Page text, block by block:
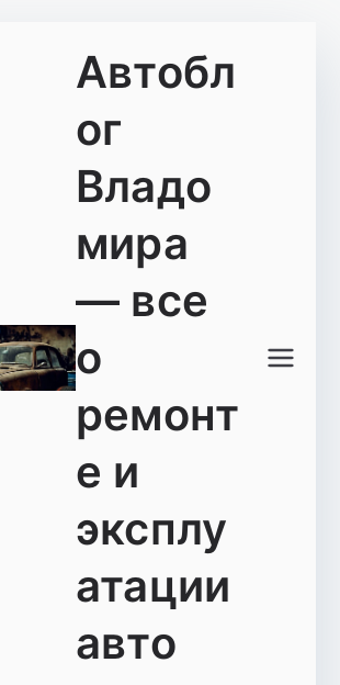
Автобл
ог
Владо
мира
— все
о
ремонт
е и
эксплу
атации
авто